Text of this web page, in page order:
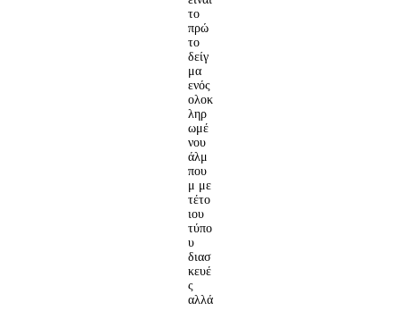
το
πρώ
το
δείγ
μα
ενός
ολοκ
ληρ
ωμέ
νου
άλμ
που
μ με
τέτο
ιου
τύπο
υ
διασ
κευέ
ς
αλλά